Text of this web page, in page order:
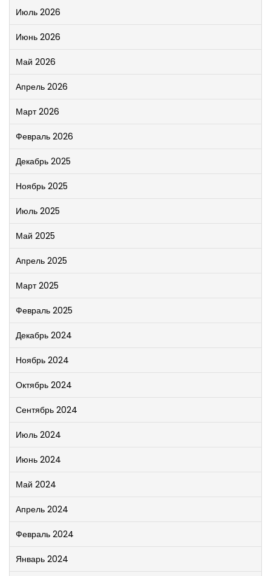
Июль 2026
Июнь 2026
Май 2026
Апрель 2026
Март 2026
Февраль 2026
Декабрь 2025
Ноябрь 2025
Июль 2025
Май 2025
Апрель 2025
Март 2025
Февраль 2025
Декабрь 2024
Ноябрь 2024
Октябрь 2024
Сентябрь 2024
Июль 2024
Июнь 2024
Май 2024
Апрель 2024
Февраль 2024
Январь 2024